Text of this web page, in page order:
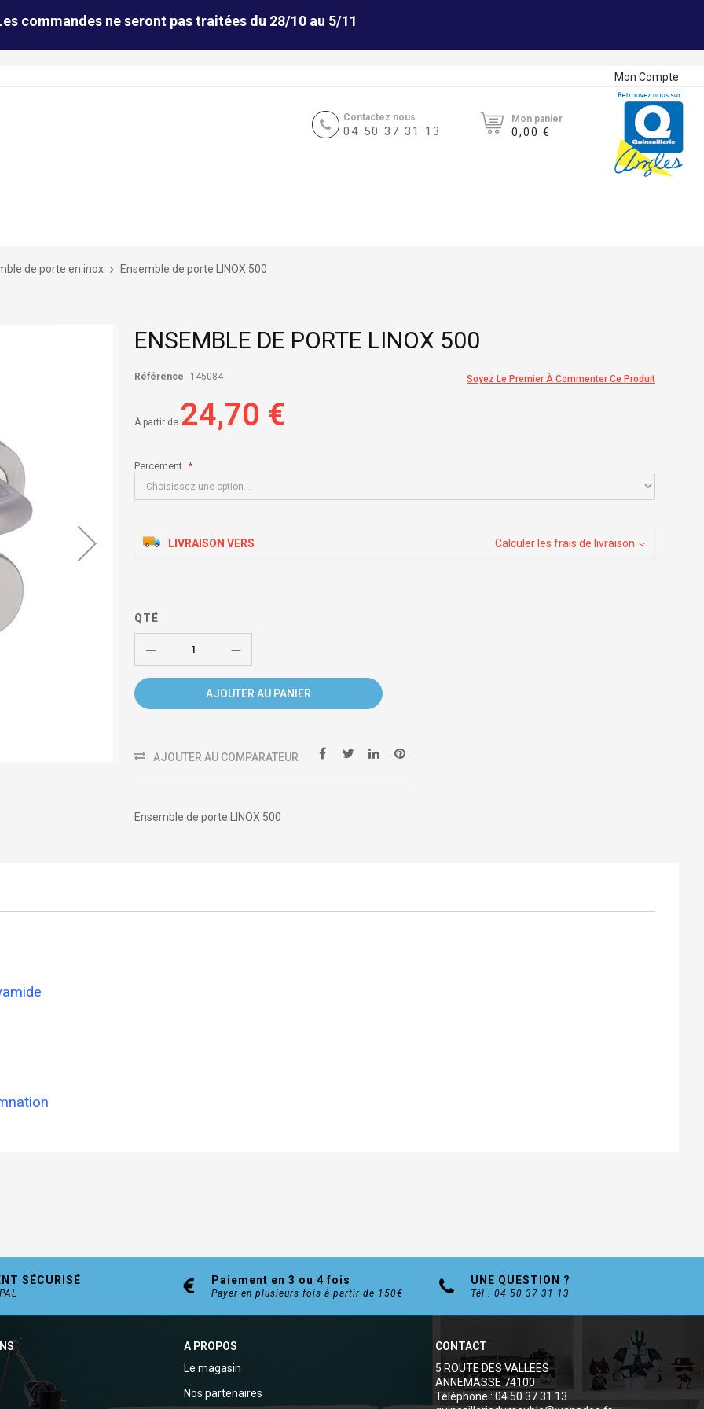
commandes ne seront pas traitées du 28/10 au 5/11
Mon Compte
Contactez nous
04 50 37 31 13
Mon panier
0,00 €
de porte en inox Ensemble de porte LINOX 500
ENSEMBLE DE PORTE LINOX 500
Soyez Le Premier À Commenter Ce Produit
Référence 145084
À partir de 24,70 €
Percement
LIVRAISON VERS Calculer les frais de livraison
QTÉ
AJOUTER AU PANIER
AJOUTER AU COMPARATEUR
Ensemble de porte LINOX 500
SÉCURISÉ Paiement en 3 ou 4 fois
Payer en plusieurs fois à partir de 150€
UNE QUESTION ?
Tél : 04 50 37 31 13
A PROPOS
Le magasin
Nos partenaires
CONTACT
5 ROUTE DES VALLEES
ANNEMASSE 74100
Téléphone : 04 50 37 31 13